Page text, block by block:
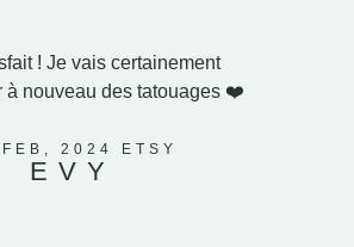
! Je vais certainement
à nouveau des tatouages ❤️
2024 ETSY
EVY